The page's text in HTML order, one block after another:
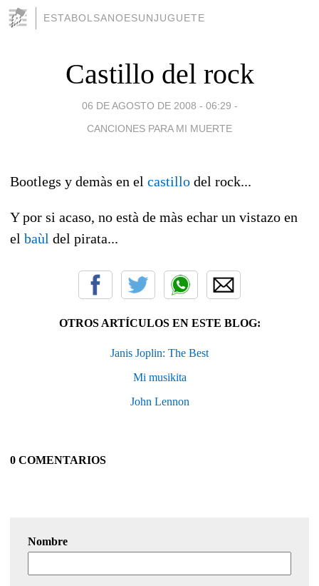
ESTABOLSANOESUNJUGUETE
Castillo del rock
06 DE AGOSTO DE 2008 - 06:29 -
CANCIONES PARA MI MUERTE
Bootlegs y demàs en el castillo del rock...
Y por si acaso, no està de màs echar un vistazo en
el baùl del pirata...
OTROS ARTÍCULOS EN ESTE BLOG:
Janis Joplin: The Best
Mi musikita
John Lennon
0 COMENTARIOS
Nombre